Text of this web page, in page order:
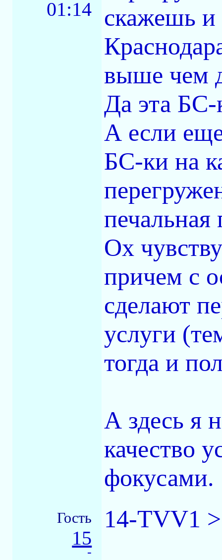
01:14 скажешь и
выше чем
Да эта БС-
А если
БС-ки на
печальная
Ох
причем с
сделают
услуги
тогда и
А здесь я
качество
фокусами.
Гость
15
-
14-TVV1